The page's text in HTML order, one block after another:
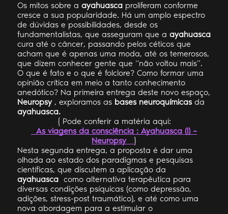
Os mitos sobre a ayahuascaproliferam conforme
cresce a sua popularidade. Há um amplo espectro
de dúvidas e possibilidades, desde os
fundamentalistas, que asseguram que a ayahuasca
cura até o câncer, passando pelos céticos que
acham que é apenas uma moda, até os temerosos,
que dizem conhecer gente que “não voltou mais”.
O que é fato e o que é folclore? Como formar uma
opinião crítica em meio a tanto conhecimento
anedótico? Na primeira entrega deste novo espaço,
Neuropsy, exploramos as bases neuroquímicasda
ayahuasca.
{ Pode conferir a matéria aqui:
As viagens da consciência : Ayahuasca (I) –
Neuropsy
}
Nesta segunda entrega, a proposta é dar uma
olhada ao estado dos paradigmas e pesquisas
científicas, que discutem a aplicação da
ayahuascacomo alternativa terapêutica para
diversas condições psíquicas (como depressão,
adições, stress-post traumático), e até como uma
nova abordagem para a estimular o